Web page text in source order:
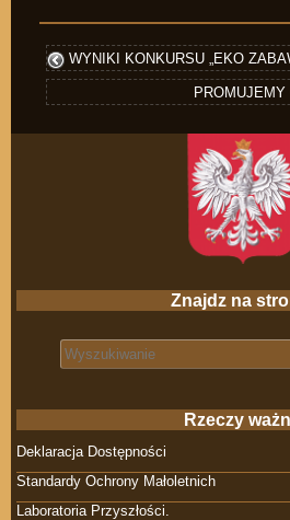
WYNIKI KONKURSU „EKO
Znajdz na
Search for:
Rzeczy
Deklaracja Dostępności
Standardy Ochrony Małoletnich
Laboratoria Przyszłości.